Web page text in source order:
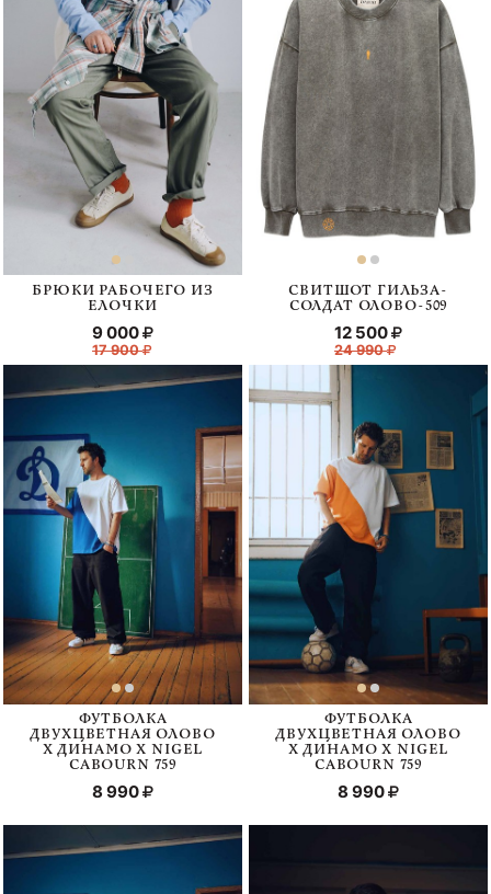
БРЮКИ РАБОЧЕГО ИЗ
ЕЛОЧКИ
17 900
9 000
СВИТШОТ ГИЛЬЗА-
СОЛДАТ ОЛОВО-509
24 990
12 500
ФУТБОЛКА
ДВУХЦВЕТНАЯ ОЛОВО
Х ДИНАМО Х NIGEL
CABOURN 759
8 990
ФУТБОЛКА
ДВУХЦВЕТНАЯ ОЛОВО
Х ДИНАМО Х NIGEL
CABOURN 759
8 990